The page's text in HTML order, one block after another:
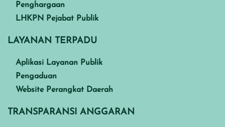
Penghargaan
LHKPN Pejabat Publik
LAYANAN TERPADU
Aplikasi Layanan Publik
Pengaduan
Website Perangkat Daerah
TRANSPARANSI ANGGARAN